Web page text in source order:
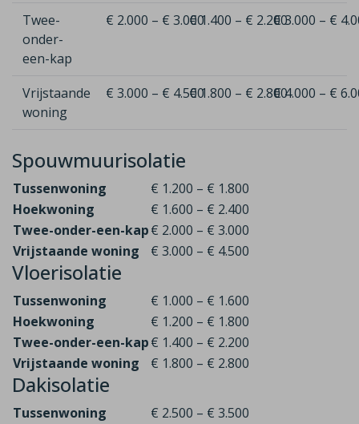
Twee-
onder-
een-kap
€ 2.000 – € 3.000€ 1.400 – € 2.200€ 3.000 – €
Vrijstaande
woning
€ 3.000 – € 4.500€ 1.800 – € 2.800€ 4.000 – €
Spouwmuurisolatie
Tussenwoning
€ 1.200 – € 1.800
Hoekwoning
€ 1.600 – € 2.400
Twee-onder-een-kap€ 2.000 – € 3.000
Vrijstaande woning
€ 3.000 – € 4.500
Vloerisolatie
Tussenwoning
€ 1.000 – € 1.600
Hoekwoning
€ 1.200 – € 1.800
Twee-onder-een-kap€ 1.400 – € 2.200
Vrijstaande woning
€ 1.800 – € 2.800
Dakisolatie
Tussenwoning
€ 2.500 – € 3.500